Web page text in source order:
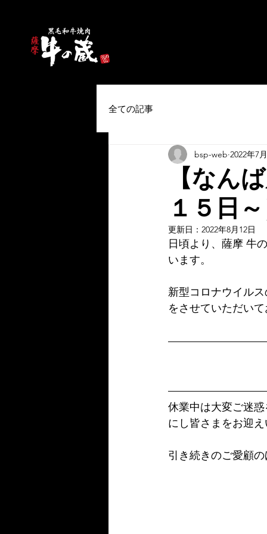
全ての記事
【なん
１５日
bsp-web 2022年7
更新日： 2022年8月12日
日頃より、薩摩 牛
います。
新型コロナウイル
をさせていただい
休業中は大変ご迷
にし皆さまをお迎
引き続きのご愛顧